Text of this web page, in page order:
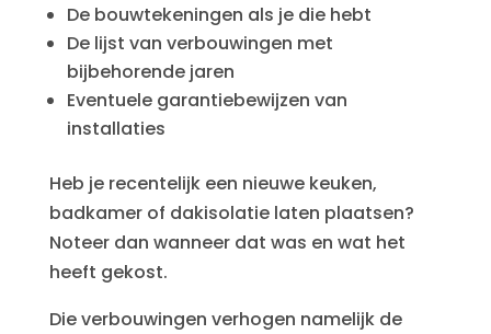
De bouwtekeningen als je die hebt
De lijst van verbouwingen met
bijbehorende jaren
Eventuele garantiebewijzen van
installaties
Heb je recentelijk een nieuwe keuken,
badkamer of dakisolatie laten plaatsen?
Noteer dan wanneer dat was en wat het
heeft gekost.
Die verbouwingen verhogen namelijk de